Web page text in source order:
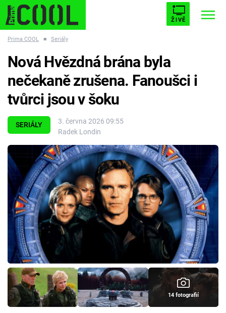
ŽIVĚ
ESCAPE PLNEJ KOTEL AVENGERS 5
Témata
Filmy
Seriály
Hry
Cool Esport
Pořady
TV Program
Prima COOL ■ Seriály
SERIÁLY
3. června 2026 09:55
Radek Londin
Nová Hvězdná brána byla
nečekaně zrušena. Fanoušci i
tvůrci jsou v šoku
14 fotografií